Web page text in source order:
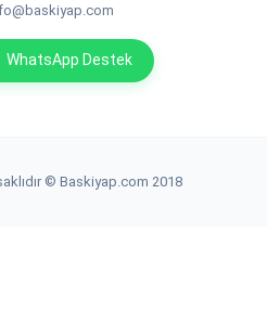
WhatsApp Destek
© Baskiyap.com 2018